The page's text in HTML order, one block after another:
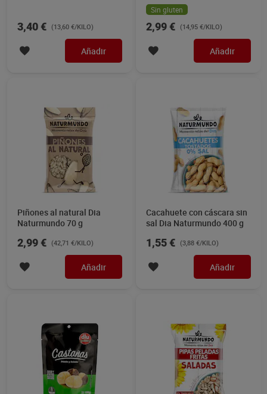
3,40 € (13,60 €/KILO)
Añadir
Sin gluten
2,99 € (14,95 €/KILO)
Añadir
Piñones al natural Dia
Naturmundo 70 g
2,99 € (42,71 €/KILO)
Añadir
Cacahuete con cáscara sin
sal Dia Naturmundo 400 g
1,55 € (3,88 €/KILO)
Añadir